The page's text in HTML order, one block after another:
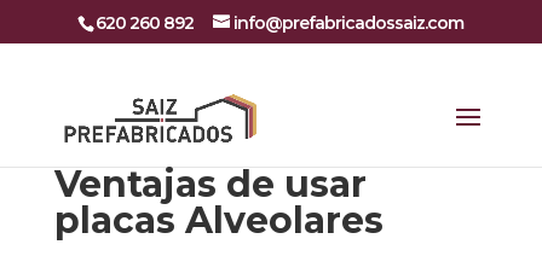
620 260 892 info@prefabricadossaiz.com
Ventajas de usar
placas Alveolares